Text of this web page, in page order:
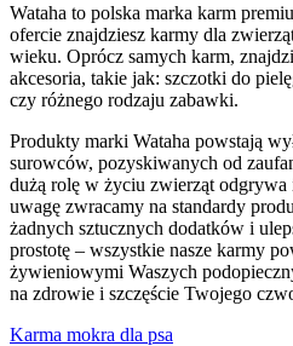
Wataha to polska marka karm
ofercie znajdziesz karmy dla
wieku. Oprócz samych karm,
akcesoria, takie jak: szczotki do
czy różnego rodzaju zabawki.
Produkty marki Wataha powstają
surowców, pozyskiwanych od
dużą rolę w życiu zwierząt odgrywa
uwagę zwracamy na standardy
żadnych sztucznych dodatków i
prostotę – wszystkie nasze karmy
żywieniowymi Waszych
na zdrowie i szczęście Twojego
Karma mokra dla psa